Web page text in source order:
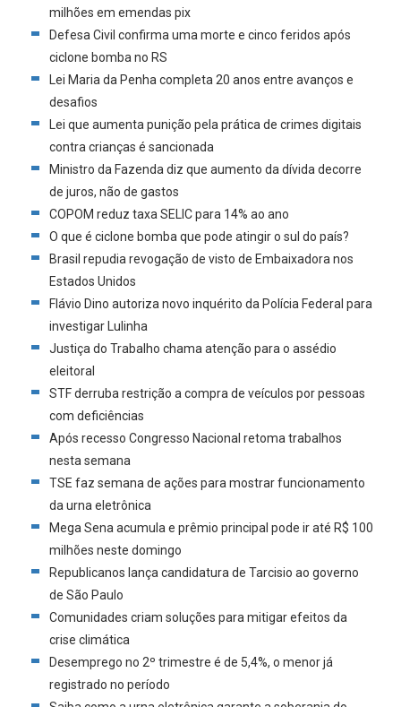
milhões em emendas pix
Defesa Civil confirma uma morte e cinco feridos após
ciclone bomba no RS
Lei Maria da Penha completa 20 anos entre avanços e
desafios
Lei que aumenta punição pela prática de crimes digitais
contra crianças é sancionada
Ministro da Fazenda diz que aumento da dívida decorre
de juros, não de gastos
COPOM reduz taxa SELIC para 14% ao ano
O que é ciclone bomba que pode atingir o sul do país?
Brasil repudia revogação de visto de Embaixadora nos
Estados Unidos
Flávio Dino autoriza novo inquérito da Polícia Federal para
investigar Lulinha
Justiça do Trabalho chama atenção para o assédio
eleitoral
STF derruba restrição a compra de veículos por pessoas
com deficiências
Após recesso Congresso Nacional retoma trabalhos
nesta semana
TSE faz semana de ações para mostrar funcionamento
da urna eletrônica
Mega Sena acumula e prêmio principal pode ir até R$ 100
milhões neste domingo
Republicanos lança candidatura de Tarcisio ao governo
de São Paulo
Comunidades criam soluções para mitigar efeitos da
crise climática
Desemprego no 2º trimestre é de 5,4%, o menor já
registrado no período